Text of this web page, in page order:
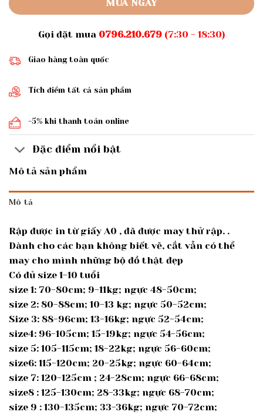
MUA NGAY
Gọi đặt mua 0796.210.679(7:30 - 18:30)
Giao hàng toàn quốc
Tích điểm tất cả sản phẩm
-5% khi thanh toán online
Đặc điểm nổi bật
Mô tả sản phẩm
Mô tả
Rập được in từ giấy A0 , đã được may thử rập. .
Dành cho các bạn không biết vẽ, cắt vẫn có thể
may cho mình những bộ đồ thật đẹp
Có đủ size 1-10 tuổi
size 1: 70-80cm; 9-11kg; ngực 48-50cm;
size 2: 80-88cm; 10-13 kg; ngực 50-52cm;
Size 3: 88-96cm; 13-16kg; ngực 52-54cm;
size4: 96-105cm; 15-19kg; ngực 54-56cm;
size 5: 105-115cm; 18-22kg; ngực 56-60cm;
size6: 115-120cm; 20-25kg; ngực 60-64cm;
size 7: 120-125cm ; 24-28cm; ngực 66-68cm;
size8 : 125-130cm; 28-33kg; ngực 68-70cm;
size 9 : 130-135cm; 33-36kg; ngực 70-72cm;